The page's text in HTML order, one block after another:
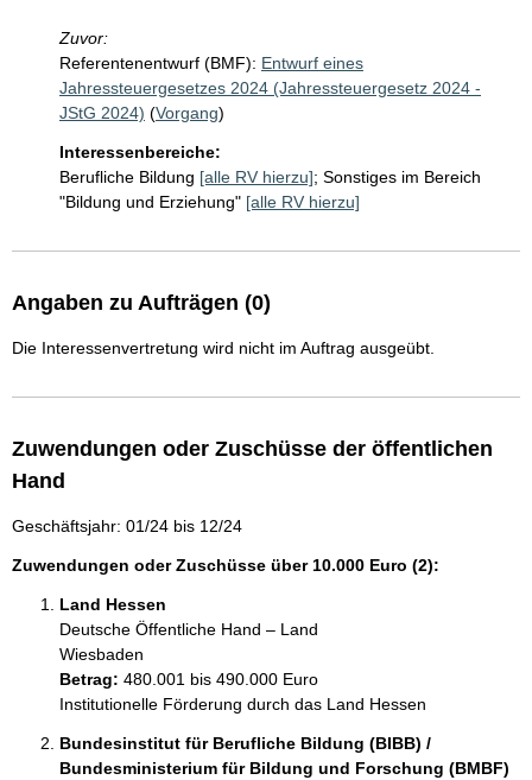
Zuvor:
Referentenentwurf (BMF): Entwurf eines
Jahressteuergesetzes 2024 (Jahressteuergesetz 2024 -
JStG 2024) (Vorgang)
Interessenbereiche:
Berufliche Bildung [alle RV hierzu]; Sonstiges im Bereich
"Bildung und Erziehung" [alle RV hierzu]
Angaben zu Aufträgen (0)
Die Interessenvertretung wird nicht im Auftrag ausgeübt.
Zuwendungen oder Zuschüsse der öffentlichen
Hand
Geschäftsjahr: 01/24 bis 12/24
Zuwendungen oder Zuschüsse über 10.000 Euro (2):
Land Hessen
Deutsche Öffentliche Hand – Land
Wiesbaden
Betrag: 480.001 bis 490.000 Euro
Institutionelle Förderung durch das Land Hessen
Bundesinstitut für Berufliche Bildung (BIBB) /
Bundesministerium für Bildung und Forschung (BMBF)